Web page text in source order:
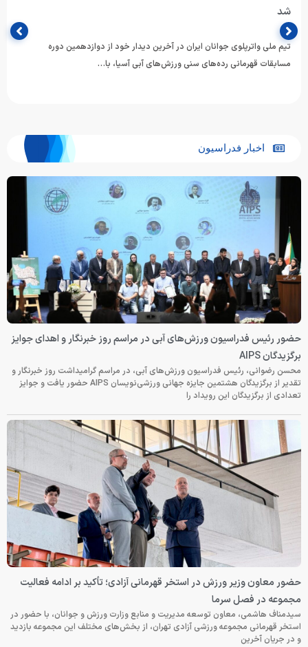
شد
تیم ملی واترپلوی جوانان ایران در آخرین دیدار خود از دوازدهمین دوره
مسابقات قهرمانی رده‌های سنی ورزش‌های آبی آسیا، با…
اخبار فدراسیون
حضور رئیس فدراسیون ورزش‌های آبی در مراسم روز خبرنگار و اهدای جوایز
برگزیدگان AIPS
محسن رضوانی، رئیس فدراسیون ورزش‌های آبی، در مراسم گرامیداشت روز خبرنگار و
تقدیر از برگزیدگان هشتمین جایزه جهانی ورزشی‌نویسان AIPS حضور یافت و جوایز
تعدادی از برگزیدگان این رویداد را
حضور معاون وزیر ورزش در استخر قهرمانی آزادی؛ تأکید بر ادامه فعالیت
مجموعه در فصل سرما
سیدمناف هاشمی، معاون توسعه مدیریت و منابع وزارت ورزش و جوانان، با حضور در
استخر قهرمانی مجموعه ورزشی آزادی تهران، از بخش‌های مختلف این مجموعه بازدید
و در جریان آخرین